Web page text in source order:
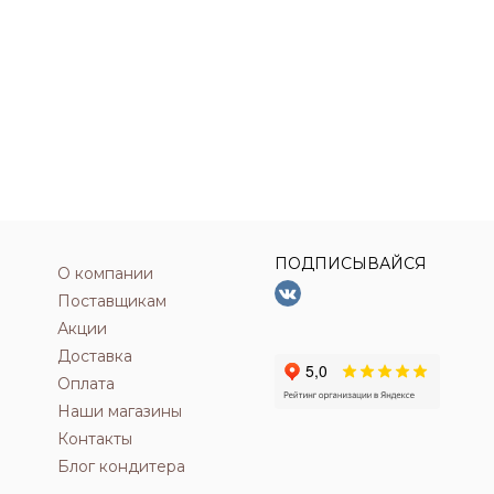
О компании
Поставщикам
Акции
Доставка
Оплата
Наши магазины
Контакты
Блог кондитера
ПОДПИСЫВАЙСЯ